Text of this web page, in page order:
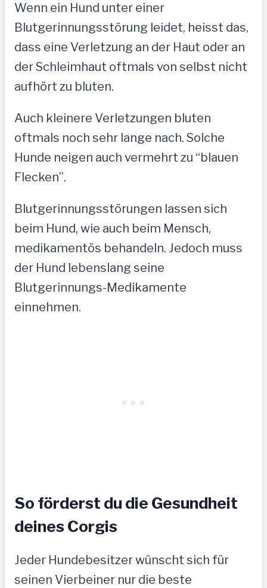
Wenn ein Hund unter einer
Blutgerinnungsstörung leidet, heisst das,
dass eine Verletzung an der Haut oder an
der Schleimhaut oftmals von selbst nicht
aufhört zu bluten.
Auch kleinere Verletzungen bluten
oftmals noch sehr lange nach. Solche
Hunde neigen auch vermehrt zu “blauen
Flecken”.
Blutgerinnungsstörungen lassen sich
beim Hund, wie auch beim Mensch,
medikamentös behandeln. Jedoch muss
der Hund lebenslang seine
Blutgerinnungs-Medikamente
einnehmen.
So förderst du die Gesundheit
deines Corgis
Jeder Hundebesitzer wünscht sich für
seinen Vierbeiner nur die beste